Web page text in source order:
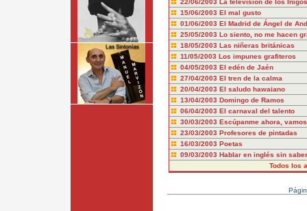
22/06/2003 La televisión de los Íñigos
15/06/2003 El mal gusto
01/06/2003 El Madrid de Ángel de
25/05/2003 Lo siento, no me hacen
18/05/2003 Las niñeras británicas
11/05/2003 Los impunes grafiteros
04/05/2003 El edén de Jaén
27/04/2003 El tren de la calma
20/04/2003 El saludo hawaiano
13/04/2003 Domingo de Ramos
06/04/2003 El carnaval del talento
30/03/2003 Escúpanme ahora, vamos
23/03/2003 Profesores de pintadas
16/03/2003 Poetas
09/03/2003 Hablar en inglés sin
Todos los